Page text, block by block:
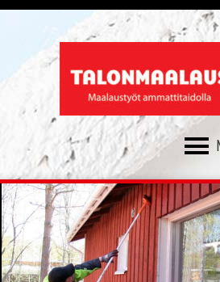
SKIP
TO
CONTENT